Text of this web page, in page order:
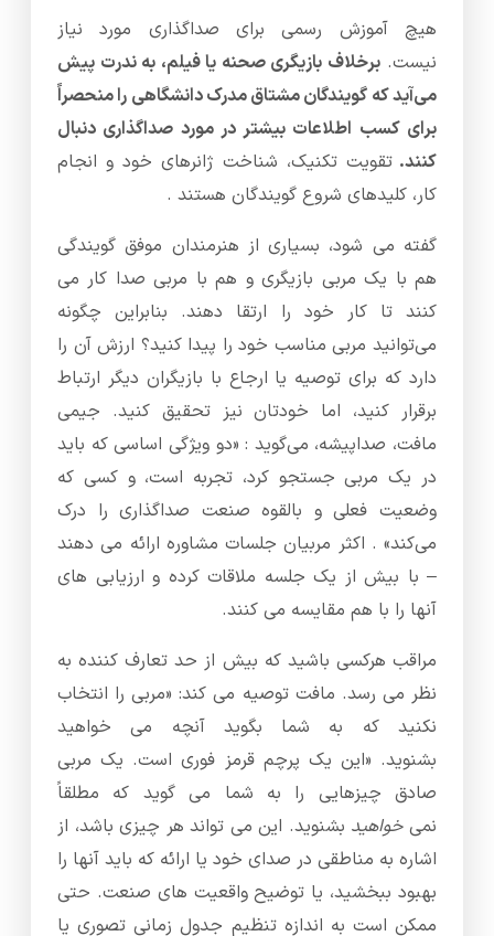
هیچ آموزش رسمی برای صداگذاری مورد نیاز
نیست.برخلاف بازیگری صحنه یا فیلم، به ندرت پیش
می‌آید که گویندگان مشتاق مدرک دانشگاهی را منحصراً
برای کسب اطلاعات بیشتر در مورد صداگذاری دنبال
کنند.تقویت تکنیک، شناخت ژانرهای خود و انجام
کار، کلیدهای شروع گویندگان هستند .
گفته می شود، بسیاری از هنرمندان موفق گویندگی
هم با یک مربی بازیگری و هم با مربی صدا کار می
کنند تا کار خود را ارتقا دهند. بنابراین چگونه
می‌توانید مربی مناسب خود را پیدا کنید؟ ارزش آن را
دارد که برای توصیه یا ارجاع با بازیگران دیگر ارتباط
برقرار کنید، اما خودتان نیز تحقیق کنید. جیمی
مافت، صداپیشه، می‌گوید : «دو ویژگی اساسی که باید
در یک مربی جستجو کرد، تجربه است، و کسی که
وضعیت فعلی و بالقوه صنعت صداگذاری را درک
می‌کند» . اکثر مربیان جلسات مشاوره ارائه می دهند
– با بیش از یک جلسه ملاقات کرده و ارزیابی های
آنها را با هم مقایسه می کنند.
مراقب هرکسی باشید که بیش از حد تعارف کننده به
نظر می رسد. مافت توصیه می کند: «مربی را انتخاب
نکنید که به شما بگوید آنچه می خواهید
بشنوید. «این یک پرچم قرمز فوری است. یک مربی
صادق چیزهایی را به شما می گوید که مطلقاً
نمیخواهید بشنوید. این می تواند هر چیزی باشد، از
اشاره به مناطقی در صدای خود یا ارائه که باید آنها را
بهبود ببخشید، یا توضیح واقعیت های صنعت. حتی
ممکن است به اندازه تنظیم جدول زمانی تصوری یا